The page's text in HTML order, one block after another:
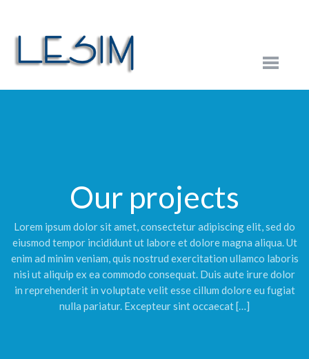
Our projects
Lorem ipsum dolor sit amet, consectetur adipiscing elit, sed do
eiusmod tempor incididunt ut labore et dolore magna aliqua. Ut
enim ad minim veniam, quis nostrud exercitation ullamco laboris
nisi ut aliquip ex ea commodo consequat. Duis aute irure dolor
in reprehenderit in voluptate velit esse cillum dolore eu fugiat
nulla pariatur. Excepteur sint occaecat […]